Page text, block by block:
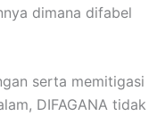
dimana difabel
serta memitigasi
DIFAGANA tidak